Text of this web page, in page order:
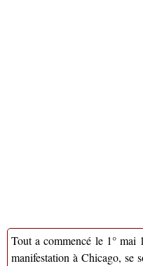
Tout a commencé le 1° mai
manifestation à Chicago, se